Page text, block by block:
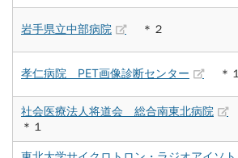
岩手県立中部病院 ＊２
孝仁病院 PET画像診断センター ＊１
社会医療法人将道会 総合南東北病院
＊１